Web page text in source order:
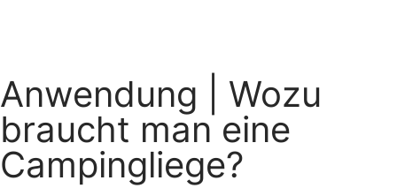
Anwendung | Wozu
braucht man eine
Campingliege?